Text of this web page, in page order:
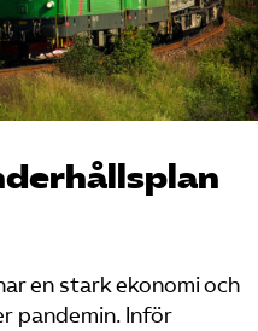
en stark ekonomi och
pandemin. Inför